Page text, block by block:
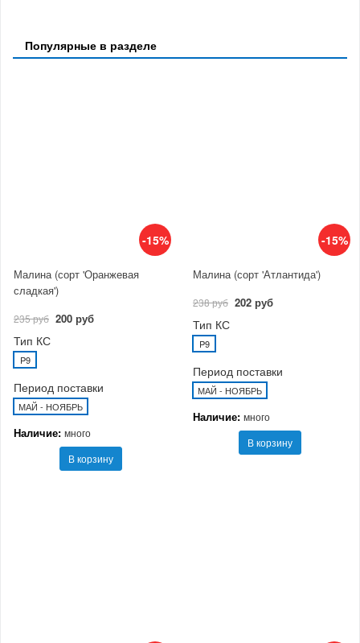
Популярные в разделе
-15%
Малина (сорт 'Оранжевая
сладкая')
235 руб 200 руб
Тип КС
P9
Период поставки
МАЙ - НОЯБРЬ
Наличие: много
В корзину
-15%
Малина (сорт 'Атлантида')
238 руб 202 руб
Тип КС
P9
Период поставки
МАЙ - НОЯБРЬ
Наличие: много
В корзину